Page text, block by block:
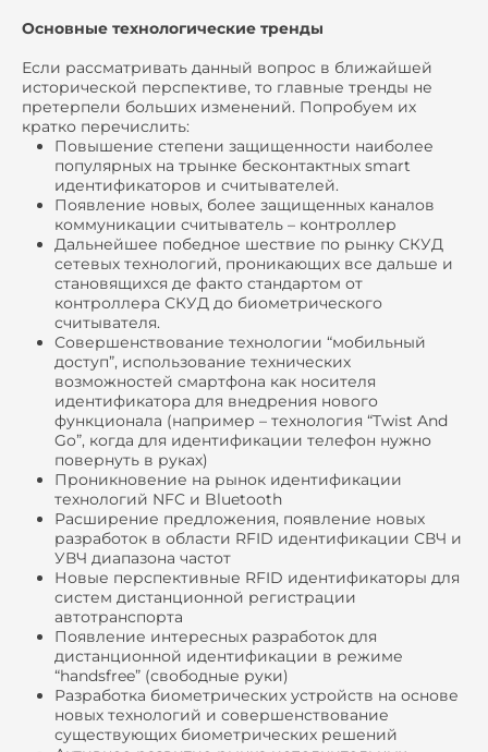
Основные технологические тренды
Если рассматривать данный вопрос в ближайшей
исторической перспективе, то главные тренды не
претерпели больших изменений. Попробуем их
кратко перечислить:
Повышение степени защищенности наиболее
популярных на трынке бесконтактных smart
идентификаторов и считывателей.
Появление новых, более защищенных каналов
коммуникации считыватель – контроллер
Дальнейшее победное шествие по рынку СКУД
сетевых технологий, проникающих все дальше и
становящихся де факто стандартом от
контроллера СКУД до биометрического
считывателя.
Совершенствование технологии “мобильный
доступ”, использование технических
возможностей смартфона как носителя
идентификатора для внедрения нового
функционала (например – технология “Twist And
Go”, когда для идентификации телефон нужно
повернуть в руках)
Проникновение на рынок идентификации
технологий NFC и Bluetooth
Расширение предложения, появление новых
разработок в области RFID идентификации СВЧ и
УВЧ диапазона частот
Новые перспективные RFID идентификаторы для
систем дистанционной регистрации
автотранспорта
Появление интересных разработок для
дистанционной идентификации в режиме
“handsfree” (свободные руки)
Разработка биометрических устройств на основе
новых технологий и совершенствование
существующих биометрических решений